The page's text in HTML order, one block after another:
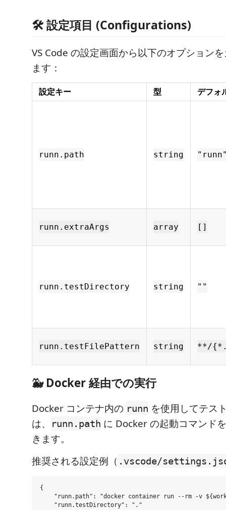
🛠 設定項目 (Configurations)
VS Code の設定画面から以下のオプション
ます：
設定キー 型 デフォ
runn.path string
runn.extraArgs array []
runn.testDirectory string ""
runn.testFilePattern string **/
🐳 Docker 経由での実行
Docker コンテナ内の runn を使用してテス
は、
runn.path に Docker の起動コマンド
きます。
推奨される設定例（ .vscode/
{
"runn.path": "docker container run --rm -v
    "runn.testDirectory": "."